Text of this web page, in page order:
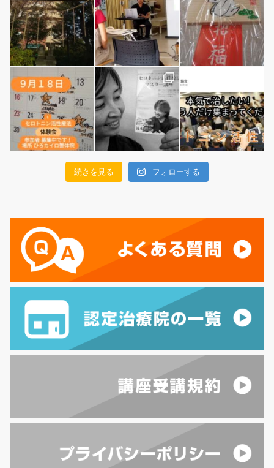
続きを見る フォローする